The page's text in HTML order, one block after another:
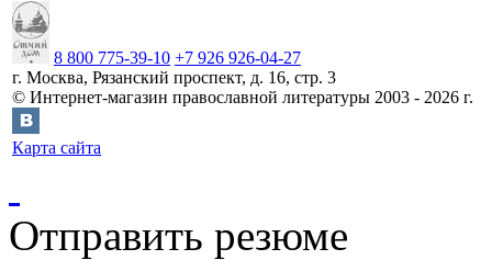
8 800 775-39-10 +7 926 926-04-27
г. Москва, Рязанский проспект, д. 16, стр. 3
© Интернет-магазин православной литературы 2003 - 2026 г.
Карта сайта
Отправить резюме